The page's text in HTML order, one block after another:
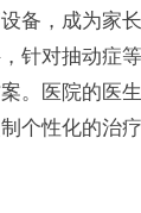
备，成为家
针对抽动症
。医院的医
个性化的治疗